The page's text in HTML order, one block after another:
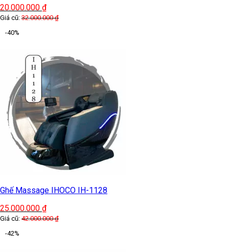
20.000.000 ₫
Giá cũ: 32.000.000₫
-40%
Ghế Massage IHOCO IH-1128
25.000.000 ₫
Giá cũ: 42.000.000₫
-42%